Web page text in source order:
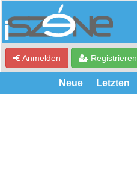
Anmelden Registrieren
Neue Letzten